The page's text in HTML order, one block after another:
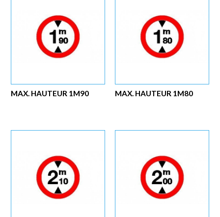
MAX. HAUTEUR 1M80
MAX. HAUTEUR 1M90